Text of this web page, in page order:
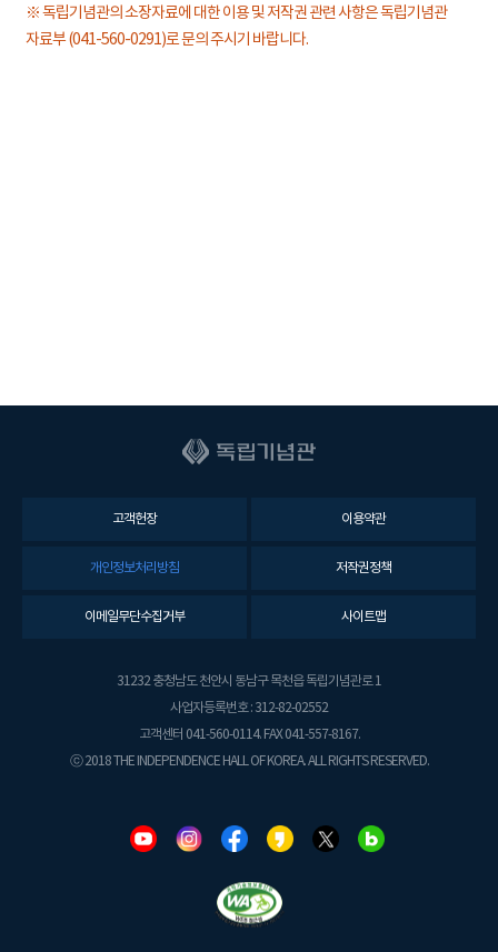
※ 독립기념관의 소장자료에 대한 이용 및 저작권 관련 사항은 독립기념관
자료부 (041-560-0291)로 문의 주시기 바랍니다.
고객헌장 이용약관
개인정보처리방침 저작권정책
이메일무단수집거부 사이트맵
31232 충청남도 천안시 동남구 목천읍 독립기념관로 1
사업자등록번호 : 312-82-02552
고객센터 041-560-0114. FAX 041-557-8167.
ⓒ 2018 THE INDEPENDENCE HALL OF KOREA. ALL RIGHTS RESERVED.